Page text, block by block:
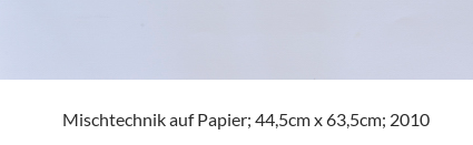
Mischtechnik auf Papier; 44,5cm x 63,5cm; 2010